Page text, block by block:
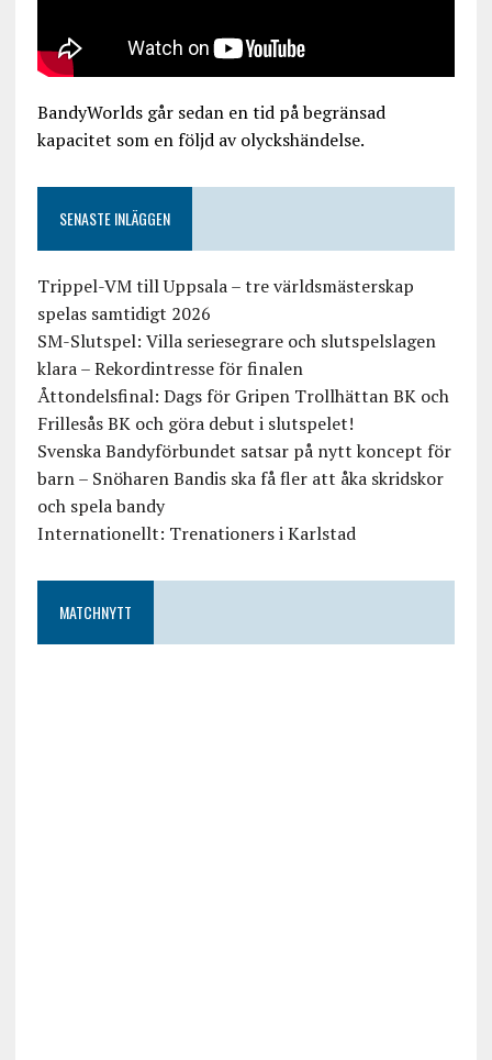
BandyWorlds går sedan en tid på begränsad
kapacitet som en följd av olyckshändelse.
SENASTE INLÄGGEN
Trippel-VM till Uppsala – tre världsmästerskap
spelas samtidigt 2026
SM-Slutspel: Villa seriesegrare och slutspelslagen
klara – Rekordintresse för finalen
Åttondelsfinal: Dags för Gripen Trollhättan BK och
Frillesås BK och göra debut i slutspelet!
Svenska Bandyförbundet satsar på nytt koncept för
barn – Snöharen Bandis ska få fler att åka skridskor
och spela bandy
Internationellt: Trenationers i Karlstad
MATCHNYTT